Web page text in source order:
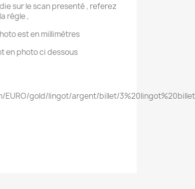
sur le scan presenté , referez
régle ,
est en millimètres
en photo ci dessous